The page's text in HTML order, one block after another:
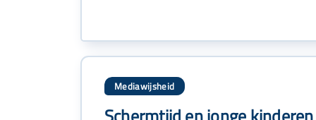
Mediawijsheid